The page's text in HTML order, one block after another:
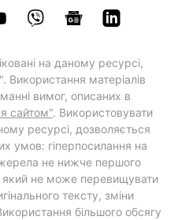
на даному ресурсі,
матеріалів
вимог, описаних в
сайтом". Використовувати
ресурсі, дозволяється
умов: гіперпосилання на
не нижче першого
який не може перевищувати
тексту, зміни
більшого обсягу